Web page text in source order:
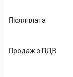
Післяплата
Продаж з ПДВ